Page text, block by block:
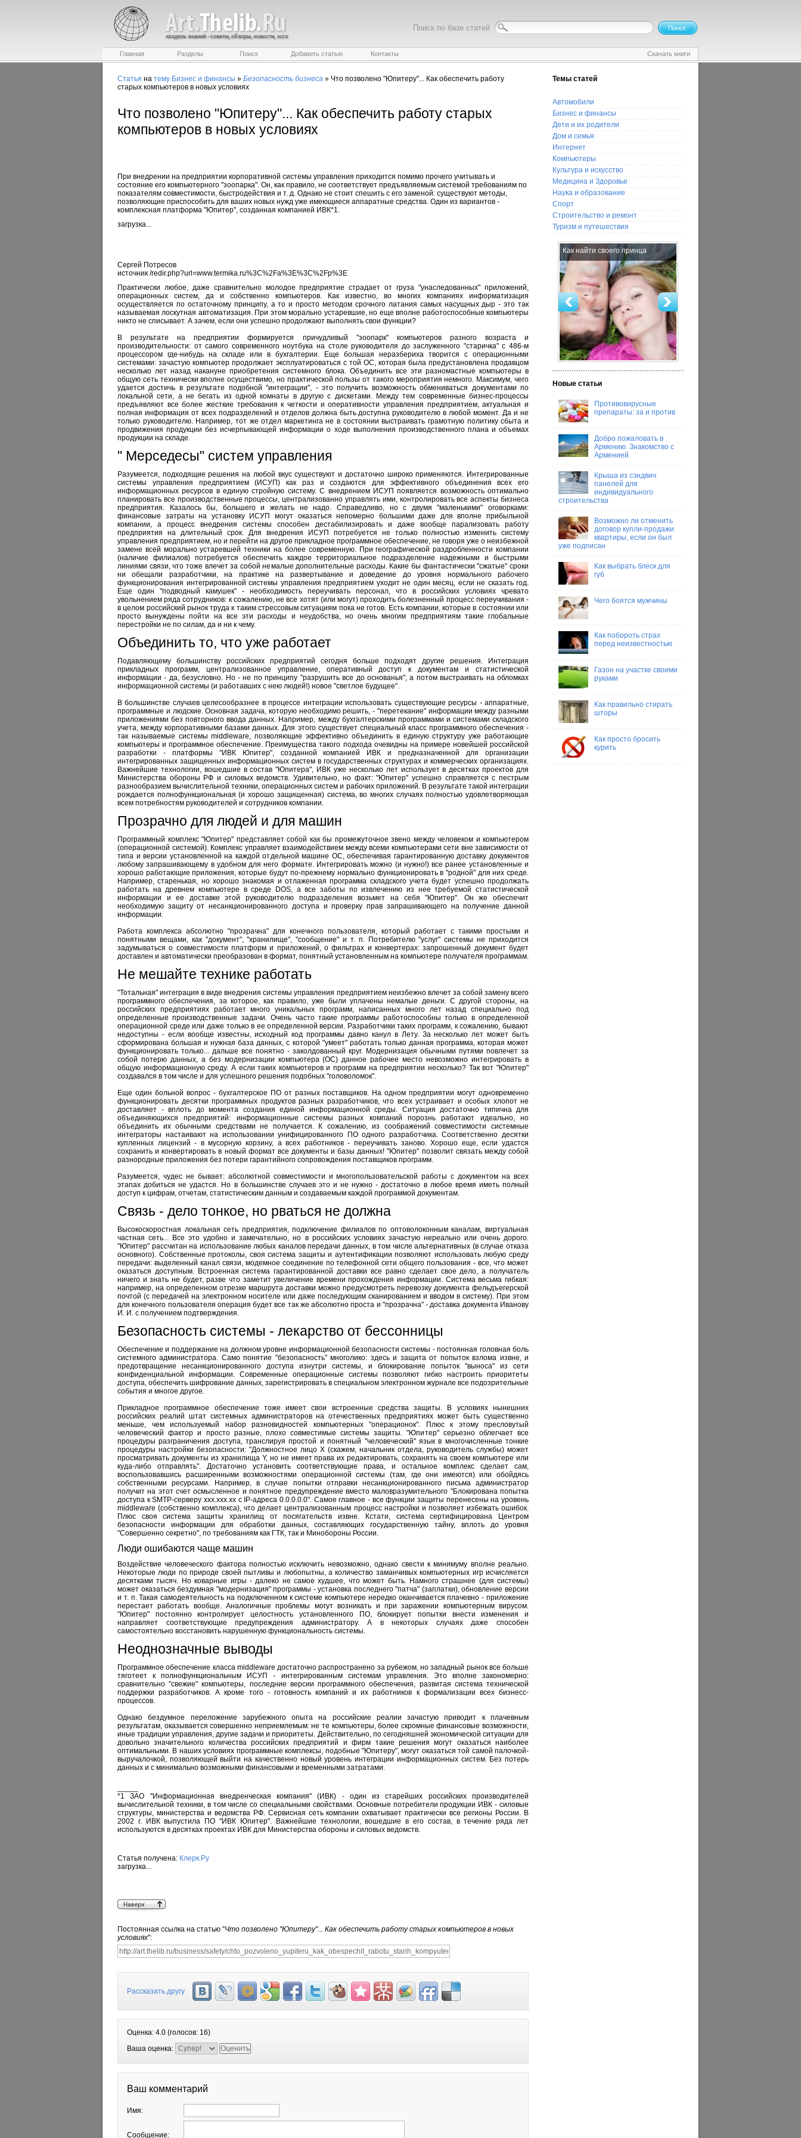
Поиск по базе статей
Главная Разделы Поиск Добавить статью Контакты Скачать книги
Статья на тему Бизнес и финансы » Безопасность бизнеса » Что позволено "Юпитеру"... Как обеспечить работу
старых компьютеров в новых условиях
Что позволено "Юпитеру"... Как обеспечить работу старых
компьютеров в новых условиях
При внедрении на предприятии корпоративной системы управления приходится помимо прочего учитывать и
состояние его компьютерного "зоопарка". Он, как правило, не соответствует предъявляемым системой требованиям по
показателям совместимости, быстродействия и т. д. Однако не стоит спешить с его заменой: существуют методы,
позволяющие приспособить для ваших новых нужд уже имеющиеся аппаратные средства. Один из вариантов -
комплексная платформа "Юпитер", созданная компанией ИВК*1.
загрузка...
Сергей Потресов
источник /redir.php?url=www.termika.ru%3C%2Fa%3E%3C%2Fp%3E
Практически любое, даже сравнительно молодое предприятие страдает от груза "унаследованных" приложений,
операционных систем, да и собственно компьютеров. Как известно, во многих компаниях информатизация
осуществляется по остаточному принципу, а то и просто методом срочного латания самых насущных дыр - это так
называемая лоскутная автоматизация. При этом морально устаревшие, но еще вполне работоспособные компьютеры
никто не списывает. А зачем, если они успешно продолжают выполнять свои функции?
В результате на предприятии формируется причудливый "зоопарк" компьютеров разного возраста и
производительности: от самого современного ноутбука на столе руководителя до заслуженного "старичка" с 486-м
процессором где-нибудь на складе или в бухгалтерии. Еще большая неразбериха творится с операционными
системами: зачастую компьютер продолжает эксплуатироваться с той ОС, которая была предустановлена продавцом
несколько лет назад накануне приобретения системного блока. Объединить все эти разномастные компьютеры в
общую сеть технически вполне осуществимо, но практической пользы от такого мероприятия немного. Максимум, чего
удается достичь в результате подобной "интеграции", - это получить возможность обмениваться документами по
локальной сети, а не бегать из одной комнаты в другую с дискетами. Между тем современные бизнес-процессы
предъявляют все более жесткие требования к четкости и оперативности управления предприятием, актуальная и
полная информация от всех подразделений и отделов должна быть доступна руководителю в любой момент. Да и не
только руководителю. Например, тот же отдел маркетинга не в состоянии выстраивать грамотную политику сбыта и
продвижения продукции без исчерпывающей информации о ходе выполнения производственного плана и объемах
продукции на складе.
" Мерседесы" систем управления
Разумеется, подходящие решения на любой вкус существуют и достаточно широко применяются. Интегрированные
системы управления предприятием (ИСУП) как раз и создаются для эффективного объединения всех его
информационных ресурсов в единую стройную систему. С внедрением ИСУП появляется возможность оптимально
планировать все производственные процессы, централизованно управлять ими, контролировать все аспекты бизнеса
предприятия. Казалось бы, большего и желать не надо. Справедливо, но с двумя "маленькими" оговорками:
финансовые затраты на установку ИСУП могут оказаться непомерно большими даже для вполне прибыльной
компании, а процесс внедрения системы способен дестабилизировать и даже вообще парализовать работу
предприятия на длительный срок. Для внедрения ИСУП потребуется не только полностью изменить систему
управления предприятием, но и перейти на другое прикладное программное обеспечение, не говоря уже о неизбежной
замене всей морально устаревшей техники на более современную. При географической раздробленности компании
(наличие филиалов) потребуется обеспечить каждое территориальное подразделение надежными и быстрыми
линиями связи, что тоже влечет за собой немалые дополнительные расходы. Какие бы фантастически "сжатые" сроки
ни обещали разработчики, на практике на развертывание и доведение до уровня нормального рабочего
функционирования интегрированной системы управления предприятием уходит не один месяц, если не сказать год.
Еще один "подводный камушек" - необходимость переучивать персонал, что в российских условиях чревато
увольнением ряда сотрудников: к сожалению, не все хотят (или могут) проходить болезненный процесс переучивания -
в целом российский рынок труда к таким стрессовым ситуациям пока не готов. Есть компании, которые в состоянии или
просто вынуждены пойти на все эти расходы и неудобства, но очень многим предприятиям такие глобальные
перестройки не по силам, да и ни к чему.
Объединить то, что уже работает
Подавляющему большинству российских предприятий сегодня больше подходят другие решения. Интеграция
прикладных программ, централизованное управление, оперативный доступ к документам и статистической
информации - да, безусловно. Но - не по принципу "разрушить все до основанья", а потом выстраивать на обломках
информационной системы (и работавших с нею людей!) новое "светлое будущее".
В большинстве случаев целесообразнее в процессе интеграции использовать существующие ресурсы - аппаратные,
программные и людские. Основная задача, которую необходимо решить, - "перетекание" информации между разными
приложениями без повторного ввода данных. Например, между бухгалтерскими программами и системами складского
учета, между корпоративными базами данных. Для этого существует специальный класс программного обеспечения -
так называемые системы middleware, позволяющие эффективно объединить в единую структуру уже работающие
компьютеры и программное обеспечение. Преимущества такого подхода очевидны на примере новейшей российской
разработки - платформы "ИВК Юпитер", созданной компанией ИВК и предназначенной для организации
интегрированных защищенных информационных систем в государственных структурах и коммерческих организациях.
Важнейшие технологии, вошедшие в состав "Юпитера", ИВК уже несколько лет использует в десятках проектов для
Министерства обороны РФ и силовых ведомств. Удивительно, но факт: "Юпитер" успешно справляется с пестрым
разнообразием вычислительной техники, операционных систем и рабочих приложений. В результате такой интеграции
рождается полнофункциональная (и хорошо защищенная) система, во многих случаях полностью удовлетворяющая
всем потребностям руководителей и сотрудников компании.
Прозрачно для людей и для машин
Программный комплекс "Юпитер" представляет собой как бы промежуточное звено между человеком и компьютером
(операционной системой). Комплекс управляет взаимодействием между всеми компьютерами сети вне зависимости от
типа и версии установленной на каждой отдельной машине ОС, обеспечивая гарантированную доставку документов
любому запрашивающему в удобном для него формате. Интегрировать можно (и нужно!) все ранее установленные и
хорошо работающие приложения, которые будут по-прежнему нормально функционировать в "родной" для них среде.
Например, старенькая, но хорошо знакомая и отлаженная программа складского учета будет успешно продолжать
работать на древнем компьютере в среде DOS, а все заботы по извлечению из нее требуемой статистической
информации и ее доставке этой руководителю подразделения возьмет на себя "Юпитер". Он же обеспечит
необходимую защиту от несанкционированного доступа и проверку прав запрашивающего на получение данной
информации.
Работа комплекса абсолютно "прозрачна" для конечного пользователя, который работает с такими простыми и
понятными вещами, как "документ", "хранилище", "сообщение" и т. п. Потребителю "услуг" системы не приходится
задумываться о совместимости платформ и приложений, о фильтрах и конвертерах: запрошенный документ будет
доставлен и автоматически преобразован в формат, понятный установленным на компьютере получателя программам.
Не мешайте технике работать
"Тотальная" интеграция в виде внедрения системы управления предприятием неизбежно влечет за собой замену всего
программного обеспечения, за которое, как правило, уже были уплачены немалые деньги. С другой стороны, на
российских предприятиях работает много уникальных программ, написанных много лет назад специально под
определенные производственные задачи. Очень часто такие программы работоспособны только в определенной
операционной среде или даже только в ее определенной версии. Разработчики таких программ, к сожалению, бывают
недоступны - если вообще известны, исходный код программы давно канул в Лету. За несколько лет может быть
сформирована большая и нужная база данных, с которой "умеет" работать только данная программа, которая может
функционировать только... дальше все понятно - заколдованный круг. Модернизация обычными путями повлечет за
собой потерю данных, а без модернизации компьютера (ОС) данное рабочее место невозможно интегрировать в
общую информационную среду. А если таких компьютеров и программ на предприятии несколько? Так вот "Юпитер"
создавался в том числе и для успешного решения подобных "головоломок".
Еще один больной вопрос - бухгалтерское ПО от разных поставщиков. На одном предприятии могут одновременно
функционировать десятки программных продуктов разных разработчиков, что всех устраивает и особых хлопот не
доставляет - вплоть до момента создания единой информационной среды. Ситуация достаточно типична для
объединяющихся предприятий: информационные системы разных компаний порознь работают идеально, но
объединить их обычными средствами не получается. К сожалению, из соображений совместимости системные
интеграторы настаивают на использовании унифицированного ПО одного разработчика. Соответственно десятки
купленных лицензий - в мусорную корзину, а всех работников - переучивать заново. Хорошо еще, если удастся
сохранить и конвертировать в новый формат все документы и базы данных! "Юпитер" позволит связать между собой
разнородные приложения без потери гарантийного сопровождения поставщиков программ.
Разумеется, чудес не бывает: абсолютной совместимости и многопользовательской работы с документом на всех
этапах добиться не удастся. Но в большинстве случаев это и не нужно - достаточно в любое время иметь полный
доступ к цифрам, отчетам, статистическим данным и создаваемым каждой программой документам.
Связь - дело тонкое, но рваться не должна
Высокоскоростная локальная сеть предприятия, подключение филиалов по оптоволоконным каналам, виртуальная
частная сеть... Все это удобно и замечательно, но в российских условиях зачастую нереально или очень дорого.
"Юпитер" рассчитан на использование любых каналов передачи данных, в том числе альтернативных (в случае отказа
основного). Собственные протоколы, своя система защиты и аутентификации позволяют использовать любую среду
передачи: выделенный канал связи, модемное соединение по телефонной сети общего пользования - все, что может
оказаться доступным. Встроенная система гарантированной доставки все равно сделает свое дело, а получатель
ничего и знать не будет, разве что заметит увеличение времени прохождения информации. Система весьма гибкая:
например, на определенном отрезке маршрута доставки можно предусмотреть перевозку документа фельдъегерской
почтой (с передачей на электронном носителе или даже последующим сканированием и вводом в систему). При этом
для конечного пользователя операция будет все так же абсолютно проста и "прозрачна" - доставка документа Иванову
И. И. с получением подтверждения.
Безопасность системы - лекарство от бессонницы
Обеспечение и поддержание на должном уровне информационной безопасности системы - постоянная головная боль
системного администратора. Само понятие "безопасность" многолико: здесь и защита от попыток взлома извне, и
предотвращение несанкционированного доступа изнутри системы, и блокирование попыток "выноса" из сети
конфиденциальной информации. Современные операционные системы позволяют гибко настроить приоритеты
доступа, обеспечить шифрование данных, зарегистрировать в специальном электронном журнале все подозрительные
события и многое другое.
Прикладное программное обеспечение тоже имеет свои встроенные средства защиты. В условиях нынешних
российских реалий штат системных администраторов на отечественных предприятиях может быть существенно
меньше, чем используемый набор разновидностей компьютерных "операционок". Плюс к этому пресловутый
человеческий фактор и просто разные, плохо совместимые системы защиты. "Юпитер" серьезно облегчает все
процедуры разграничения доступа, транслируя простой и понятный "человеческий" язык в многочисленные тонкие
процедуры настройки безопасности: "Должностное лицо Х (скажем, начальник отдела, руководитель службы) может
просматривать документы из хранилища Y, но не имеет права их редактировать, сохранять на своем компьютере или
куда-либо отправлять". Достаточно установить соответствующие права, и остальное комплекс сделает сам,
воспользовавшись расширенными возможностями операционной системы (там, где они имеются) или обойдясь
собственными ресурсами. Например, в случае попытки отправки несанкционированного письма администратор
получит на этот счет осмысленное и понятное предупреждение вместо маловразумительного "Блокирована попытка
доступа к SMTP-серверу xxx.xxx.xx с IP-адреса 0.0.0.0.0". Самое главное - все функции защиты перенесены на уровень
middleware (собственно комплекса), что делает централизованным процесс настройки и позволяет избежать ошибок.
Плюс своя система защиты хранилищ от посягательств извне. Кстати, система сертифицирована Центром
безопасности информации для обработки данных, составляющих государственную тайну, вплоть до уровня
"Совершенно секретно", по требованиям как ГТК, так и Минобороны России.
Люди ошибаются чаще машин
Воздействие человеческого фактора полностью исключить невозможно, однако свести к минимуму вполне реально.
Некоторые люди по природе своей пытливы и любопытны, а количество заманчивых компьютерных игр исчисляется
десятками тысяч. Но коварные игры - далеко не самое худшее, что может быть. Намного страшнее (для системы)
может оказаться бездумная "модернизация" программы - установка последнего "патча" (заплатки), обновление версии
и т. п. Такая самодеятельность на подключенном к системе компьютере нередко оканчивается плачевно - приложение
перестает работать вообще. Аналогичные проблемы могут возникать и при заражении компьютерным вирусом.
"Юпитер" постоянно контролирует целостность установленного ПО, блокирует попытки внести изменения и
направляет соответствующие предупреждения администратору. А в некоторых случаях даже способен
самостоятельно восстановить нарушенную функциональность системы.
Неоднозначные выводы
Программное обеспечение класса middleware достаточно распространено за рубежом, но западный рынок все больше
тяготеет к полнофункциональным ИСУП - интегрированным системам управления. Это вполне закономерно:
сравнительно "свежие" компьютеры, последние версии программного обеспечения, развитая система технической
поддержки разработчиков. А кроме того - готовность компаний и их работников к формализации всех бизнесс-
процессов.
Однако бездумное переложение зарубежного опыта на российские реалии зачастую приводит к плачевным
результатам, оказывается совершенно неприемлемым: не те компьютеры, более скромные финансовые возможности,
иные традиции управления, другие задачи и приоритеты. Действительно, по сегодняшней экономической ситуации для
довольно значительного количества российских предприятий и фирм такие решения могут оказаться наиболее
оптимальными. В наших условиях программные комплексы, подобные "Юпитеру", могут оказаться той самой палочкой-
выручалочкой, позволяющей выйти на качественно новый уровень интеграции информационных систем. Без потерь
данных и с минимально возможными финансовыми и временными затратами.
*1 ЗАО "Информационная внедренческая компания" (ИВК) - один из старейших российских производителей
вычислительной техники, в том числе со специальными свойствами. Основные потребители продукции ИВК - силовые
структуры, министерства и ведомства РФ. Сервисная сеть компании охватывает практически все регионы России. В
2002 г. ИВК выпустила ПО "ИВК Юпитер". Важнейшие технологии, вошедшие в его состав, в течение ряда лет
используются в десятках проектах ИВК для Министерства обороны и силовых ведомств.
Статья получена: Клерк.Ру
загрузка...
Постоянная ссылка на статью "Что позволено "Юпитеру"... Как обеспечить работу старых компьютеров в новых
условиях":
Рассказать другу
Оценка: 4.0 (голосов: 16)
Ваша оценка:
Ваш комментарий
Имя:
Сообщение:
Темы статей
Автомобили
Бизнес и финансы
Дети и их родители
Дом и семья
Интернет
Компьютеры
Культура и искусство
Медицина и Здоровье
Наука и образование
Спорт
Строительство и ремонт
Туризм и путешествия
Как найти своего принца
Новые статьи
Противовирусные
препараты: за и против
Добро пожаловать в
Армению. Знакомство с
Арменией
Крыша из сэндвич
панелей для
индивидуального
строительства
Возможно ли отменить
договор купли-продажи
квартиры, если он был
уже подписан
Как выбрать блеск для
губ
Чего боятся мужчины
Как побороть страх
перед неизвестностью
Газон на участке своими
руками
Как правильно стирать
шторы
Как просто бросить
курить